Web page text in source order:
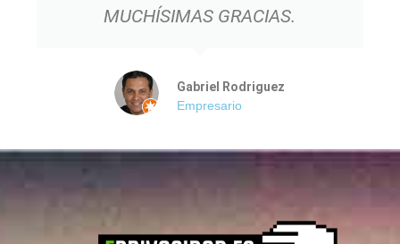
MUCHÍSIMAS GRACIAS.
Gabriel Rodriguez
Empresario